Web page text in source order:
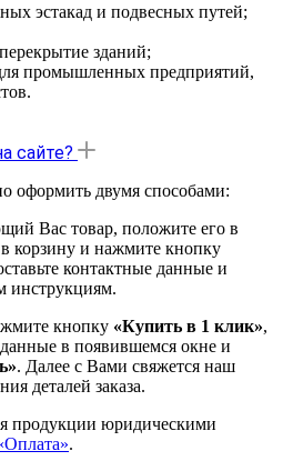
эстакад и подвесных путей;
зданий;
промышленных предприятий,
сайте?
оформить двумя способами:
Вас товар, положите его в
корзину и нажмите кнопку
контактные данные и
инструкциям.
кнопку «Купить в 1 клик»,
данные в появившемся окне и
. Далее с Вами свяжется наш
деталей заказа.
продукции юридическими
.